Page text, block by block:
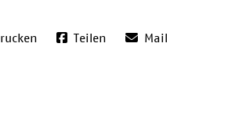
Teilen Mail